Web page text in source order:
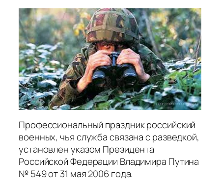
Профессиональный праздник российский
военных, чья служба связана с разведкой,
установлен указом Президента
Российской Федерации Владимира Путина
№ 549 от 31 мая 2006 года.